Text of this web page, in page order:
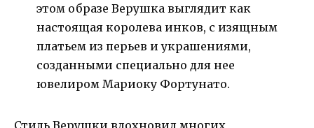
этом образе Верушка выглядит как
настоящая королева инков, с изящным
платьем из перьев и украшениями,
созданными специально для нее
ювелиром Мариоку Фортунато.
Стиль Верушки вдохновил многих